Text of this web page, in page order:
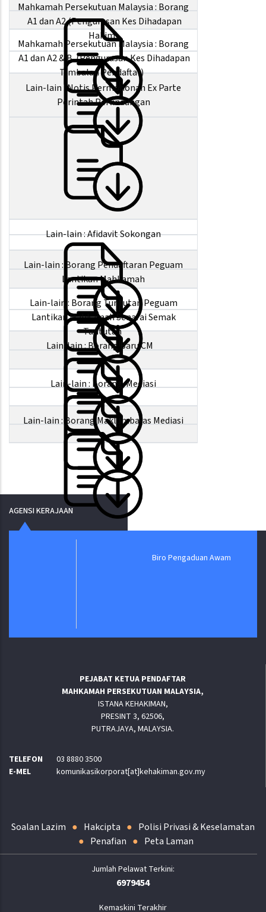
Mahkamah Persekutuan Malaysia : Borang
A1 dan A2 (Pengurusan Kes Dihadapan
Hakim)
Mahkamah Persekutuan Malaysia : Borang
A1 dan A2 & B (Pengurusan Kes Dihadapan
Timbalan Pendaftar)
Lain-lain : Notis Permohonan Ex Parte
Perintah Perlindungan
Lain-lain : Afidavit Sokongan
Lain-lain : Borang Pendaftaran Peguam
Lantikan Mahkamah
Lain-lain : Borang Tuntutan Peguam
Lantikan Mahkamah Senarai Semak
Tuntutan
Lain-lain : Borang Baru CM
Lain-lain : Borang Mediasi
Lain-lain : Borang Maklumbalas Mediasi
AGENSI KERAJAAN
Biro Pengaduan Awam
PEJABAT KETUA PENDAFTAR
MAHKAMAH PERSEKUTUAN MALAYSIA,
ISTANA KEHAKIMAN,
PRESINT 3, 62506,
PUTRAJAYA, MALAYSIA.
TELEFON
03 8880 3500
E-MEL
komunikasikorporat[at]kehakiman.gov.my
Soalan Lazim Hakcipta
Polisi Privasi & Keselamatan
Penafian
Peta Laman
6979454
Kemaskini Terakhir